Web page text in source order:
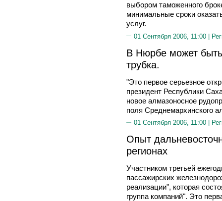
выбором таможенного
минимальные сроки
услуг.
01 Сентября 2006, 11:00 |
В Нюрбе может
трубка.
"Это первое серьезное
президент Республики
новое алмазоносное
поля Среднемархинского
01 Сентября 2006, 11:00 |
Опыт
регионах
Участником третьей
пассажирских
реализации", которая
группа компаний". Это